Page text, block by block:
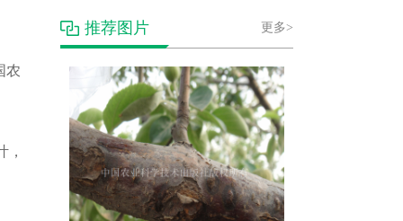
农
，
更多>
推荐图片